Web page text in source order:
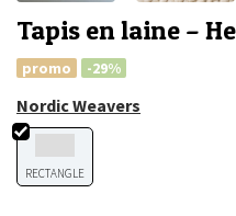
Tapis en laine –
promo -29%
Nordic Weavers
RECTANGLE